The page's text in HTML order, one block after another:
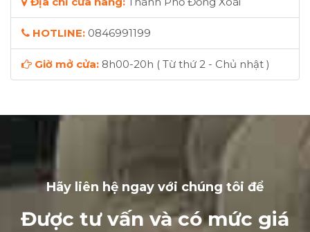
HOTLINE: 0846991199
Giờ mở cửa: 8h00-20h ( Từ thứ 2 - Chủ nhật )
Hãy liên hệ ngay với chúng tôi để
Được tư vấn và có mức giá